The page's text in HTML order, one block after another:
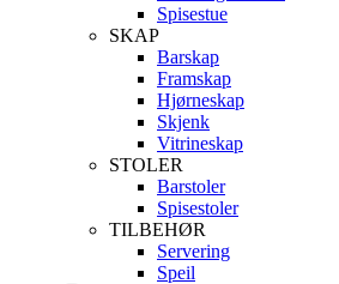
Spisestue
SKAP
Barskap
Framskap
Hjørneskap
Skjenk
Vitrineskap
STOLER
Barstoler
Spisestoler
TILBEHØR
Servering
Speil